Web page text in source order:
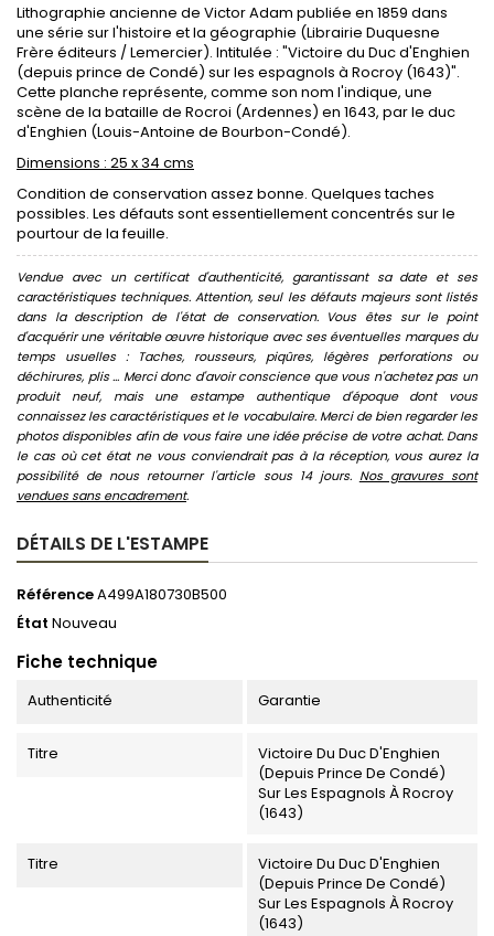
Lithographie ancienne de Victor Adam publiée en 1859 dans
une série sur l'histoire et la géographie (Librairie Duquesne
Frère éditeurs / Lemercier). Intitulée : "Victoire du Duc d'Enghien
(depuis prince de Condé) sur les espagnols à Rocroy (1643)".
Cette planche représente, comme son nom l'indique, une
scène de la bataille de Rocroi (Ardennes) en 1643, par le duc
d'Enghien (Louis-Antoine de Bourbon-Condé).
Dimensions : 25 x 34 cms
Condition de conservation assez bonne. Quelques taches
possibles. Les défauts sont essentiellement concentrés sur le
pourtour de la feuille.
Vendue avec un certificat d'authenticité, garantissant sa date et ses
caractéristiques techniques. Attention, seul les défauts majeurs sont listés
dans la description de l'état de conservation. Vous êtes sur le point
d'acquérir une véritable œuvre historique avec ses éventuelles marques du
temps usuelles : Taches, rousseurs, piqûres, légères perforations ou
déchirures, plis ... Merci donc d'avoir conscience que vous n'achetez pas un
produit neuf, mais une estampe authentique d'époque dont vous
connaissez les caractéristiques et le vocabulaire. Merci de bien regarder les
photos disponibles afin de vous faire une idée précise de votre achat. Dans
le cas où cet état ne vous conviendrait pas à la réception, vous aurez la
possibilité de nous retourner l'article sous 14 jours. Nos gravures sont
vendues sans encadrement.
DÉTAILS DE L'ESTAMPE
RéférenceA499A180730B500
État Nouveau
Fiche technique
Authenticité Garantie
Titre
Victoire Du Duc D'Enghien
(depuis Prince De Condé)
Sur Les Espagnols À Rocroy
(1643)
Titre
Victoire Du Duc D'Enghien
(depuis Prince De Condé)
Sur Les Espagnols À Rocroy
(1643)